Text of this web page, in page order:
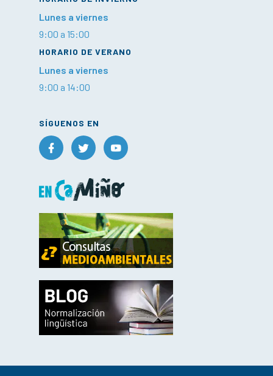
Lunes a viernes
9:00 a 15:00
HORARIO DE VERANO
Lunes a viernes
9:00 a 14:00
SÍGUENOS EN